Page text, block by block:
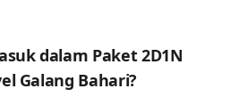
dalam Paket 2D1N
Galang Bahari?